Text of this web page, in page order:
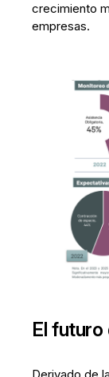
crecimiento
empresas.
El futuro